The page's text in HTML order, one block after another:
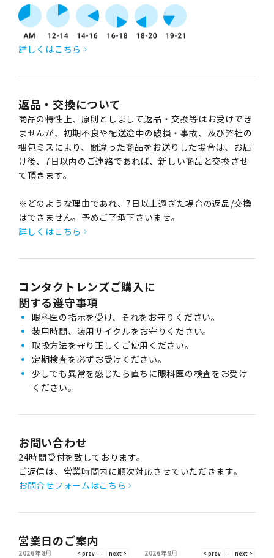
詳しくはこちら
返品・交換について
商品の特性上、原則としまして返品・交換等はお受けでき
ませんが、初期不良や配送途中の破損・事故、及び弊社の
梱包ミスにより、間違った商品をお送りした場合は、お届
け後、7日以内のご連絡であれば、新しい商品と交換させ
て頂きます。
※どのような理由であれ、7日以上過ぎた場合の返品/交換
はできません。予めご了承下さいませ。
詳しくはこちら
コンタクトレンズご購入に
関する遵守事項
眼科医の指示を受け、それをお守りください。
装用時間、装用サイクルをお守りください。
取扱方法を守り正しくご使用ください。
定期検査を必ずお受けください。
少しでも異常を感じたら直ちに眼科医の検査をお受け
ください。
お問い合わせ
24時間受付を致しております。
ご返信は、営業時間内に順次対応させていただきます。
お問合せフォームはこちら
営業日のご案内
2026年8月
2026年9月